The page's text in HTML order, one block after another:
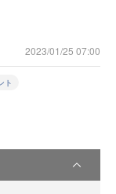
2023/01/25 07:00
ト